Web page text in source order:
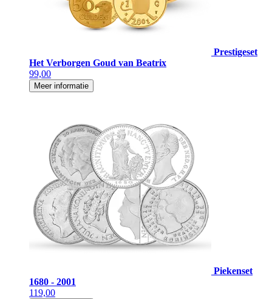
Prestigeset
Het Verborgen Goud van Beatrix
99,00
Meer informatie
Piekenset
1680 - 2001
119,00